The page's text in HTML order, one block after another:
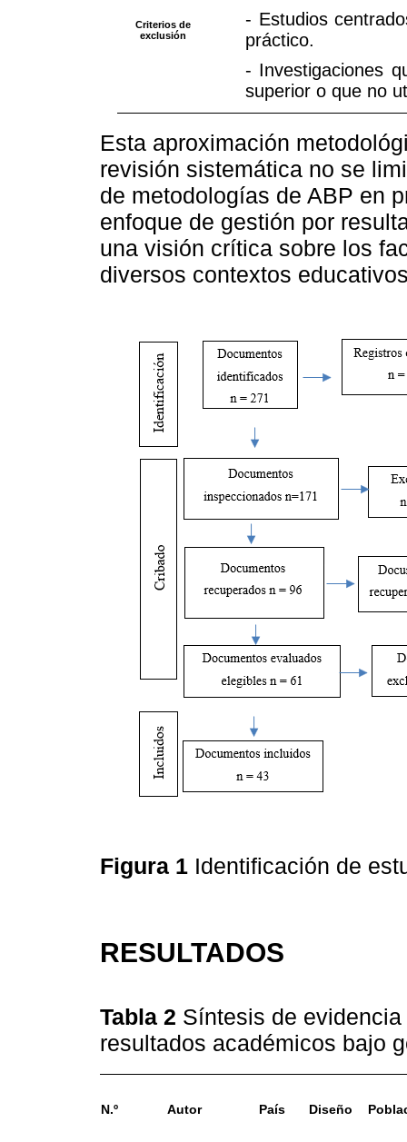
Criterios de
exclusión
- Estudios
práctico.
- Investigaciones
superior o que no
Esta aproximación
revisión sistemática no se
de metodologías de ABP en
enfoque de gestión por
una visión crítica sobre los
diversos contextos
Figura 1 Identificación de
RESULTADOS
Tabla 2 Síntesis de
resultados académicos bajo
N.º Autor País Diseño